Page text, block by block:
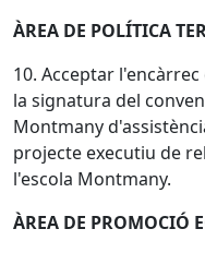
ÀREA DE POLÍTICA
10. Acceptar
la signatura del
Montmany
projecte executiu de
l'escola Montmany.
ÀREA DE PROMOCIÓ